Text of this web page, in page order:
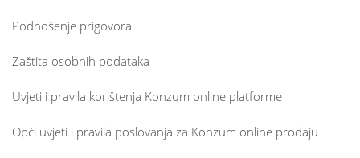
Podnošenje prigovora
Zaštita osobnih podataka
Uvjeti i pravila korištenja Konzum online platforme
Opći uvjeti i pravila poslovanja za Konzum online prodaju